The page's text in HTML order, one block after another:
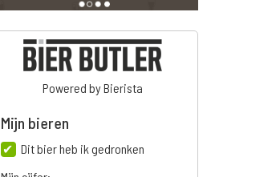
Powered by Bierista
Mijn bieren
Dit bier heb ik gedronken